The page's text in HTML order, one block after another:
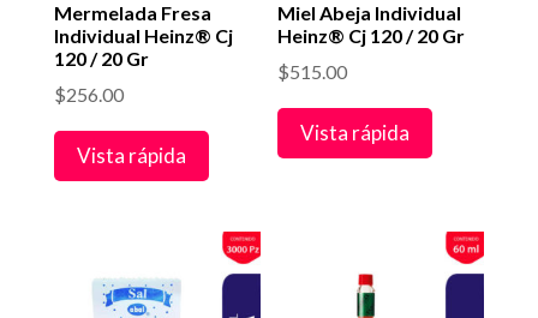
Mermelada Fresa
Individual Heinz® Cj
120 / 20 Gr
$256.00
Vista rápida
Miel Abeja Individual
Heinz® Cj 120 / 20 Gr
$515.00
Vista rápida